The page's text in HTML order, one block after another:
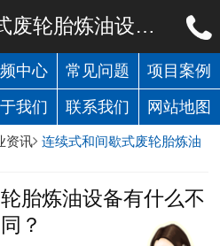
连续式和间歇式废轮胎炼油设备有什么不同？
中心 常见问题 项目案例
我们 联系我们 网站地图
资讯 连续式和间歇式废轮胎炼油
胎炼油设备有什么不
同？